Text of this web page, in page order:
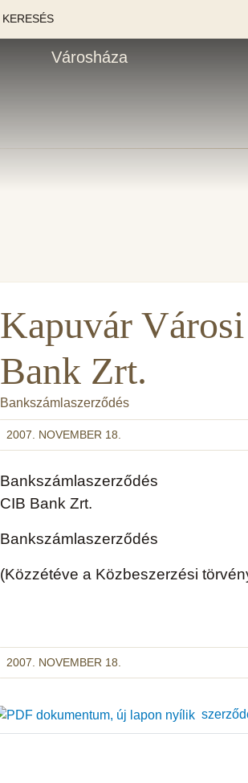
KERESÉS
Városháza
Kapuvár
Bank Zrt.
Bankszámlaszerződés
2007. NOVEMBER 18.
Bankszámlaszerződés
CIB Bank Zrt.
Bankszámlaszerződés
(Közzétéve a Közbeszerzési
2007. NOVEMBER 18.